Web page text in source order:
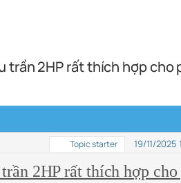
2HP rất thích hợp cho
Topic starter 19/11/2025
2HP rất thích hợp cho